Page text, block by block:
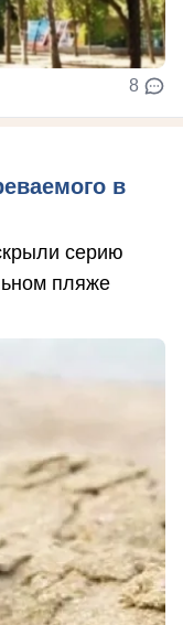
8
в
серию
пляже